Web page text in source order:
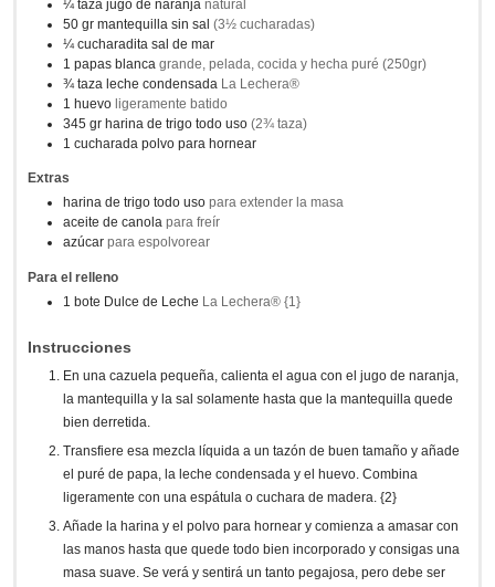
¼ taza jugo de naranja natural
50 gr mantequilla sin sal (3½ cucharadas)
¼ cucharadita sal de mar
1 papas blanca grande, pelada, cocida y hecha puré (250gr)
¾ taza leche condensada La Lechera®
1 huevo ligeramente batido
345 gr harina de trigo todo uso (2¾ taza)
1 cucharada polvo para hornear
Extras
harina de trigo todo uso para extender la masa
aceite de canola para freír
azúcar para espolvorear
Para el relleno
1 bote Dulce de Leche La Lechera® {1}
Instrucciones
En una cazuela pequeña, calienta el agua con el jugo de naranja,
la mantequilla y la sal solamente hasta que la mantequilla quede
bien derretida.
Transfiere esa mezcla líquida a un tazón de buen tamaño y añade
el puré de papa, la leche condensada y el huevo. Combina
ligeramente con una espátula o cuchara de madera. {2}
Añade la harina y el polvo para hornear y comienza a amasar con
las manos hasta que quede todo bien incorporado y consigas una
masa suave. Se verá y sentirá un tanto pegajosa, pero debe ser